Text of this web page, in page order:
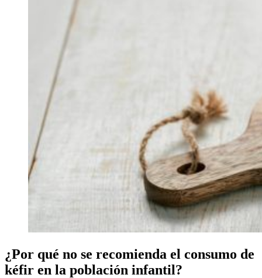
¿Por qué no se recomienda el consumo de
kéfir en la población infantil?